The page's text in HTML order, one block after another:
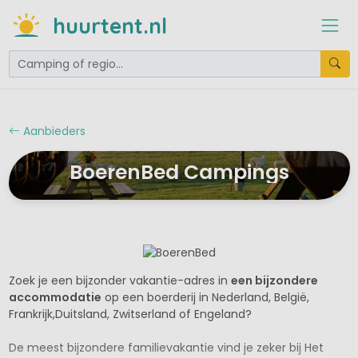
huurtent.nl
Aanbieders
BoerenBed Campings
Zoek je een bijzonder vakantie-adres in een bijzondere
accommodatie op een boerderij in Nederland, België,
Frankrijk,Duitsland, Zwitserland of Engeland?
De meest bijzondere familievakantie vind je zeker bij Het